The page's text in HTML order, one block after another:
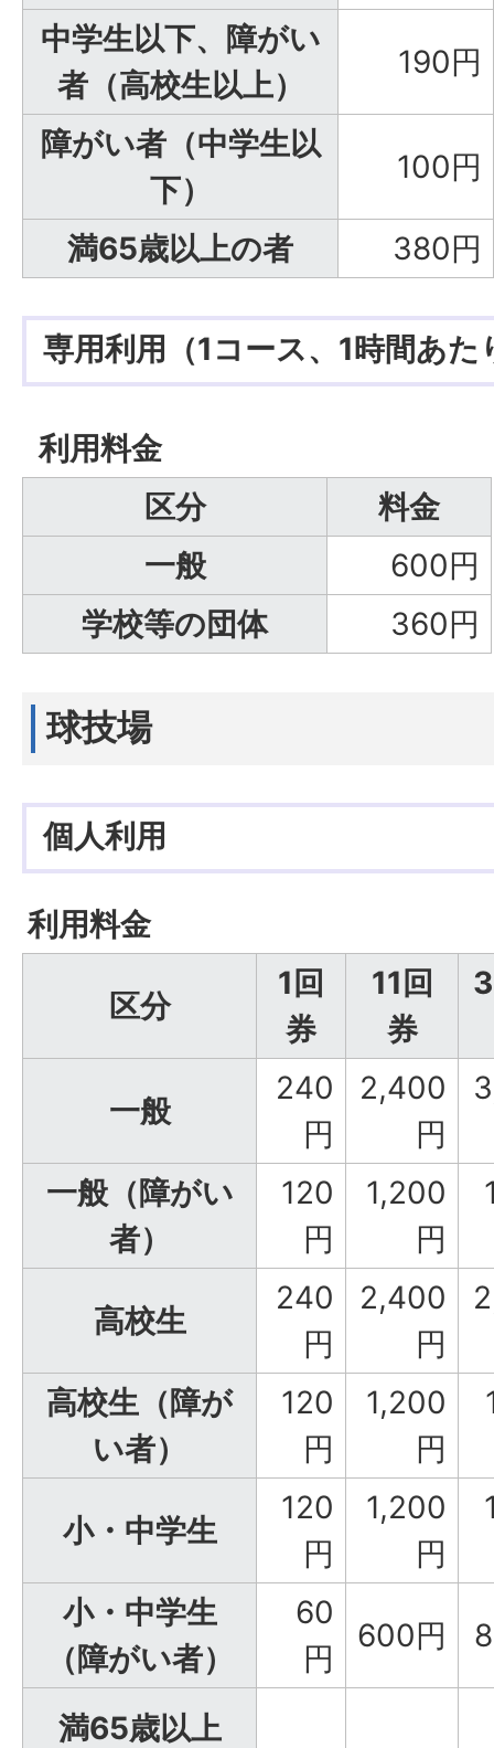
中学生以下、障がい
者（高校生以上）
190円
障がい者（中学生以
下）
100円
満65歳以上の者 380円
専用利用（1コース、1時間あ
利用料金
区分
料金
一般
600円
学校等の団体
360円
球技場
個人利用
利用料金
区分
1回
券
11回
券
一般
240
円
2,400
円
一般（障がい
者）
120
円
1,200
円
高校生
240
円
2,400
円
高校生（障が
い者）
120
円
1,200
円
小・中学生
120
円
1,200
円
小・中学生
（障がい者）
60
円
600円
満65歳以上